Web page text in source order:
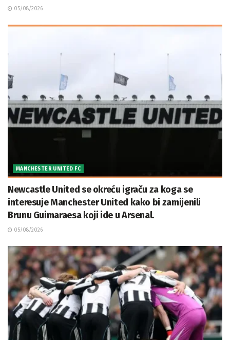
05/08/2026
MANCHESTER UNITED FC
Newcastle United se okreću igraču za koga se
interesuje Manchester United kako bi zamijenili
Brunu Guimaraesa koji ide u Arsenal.
05/08/2026